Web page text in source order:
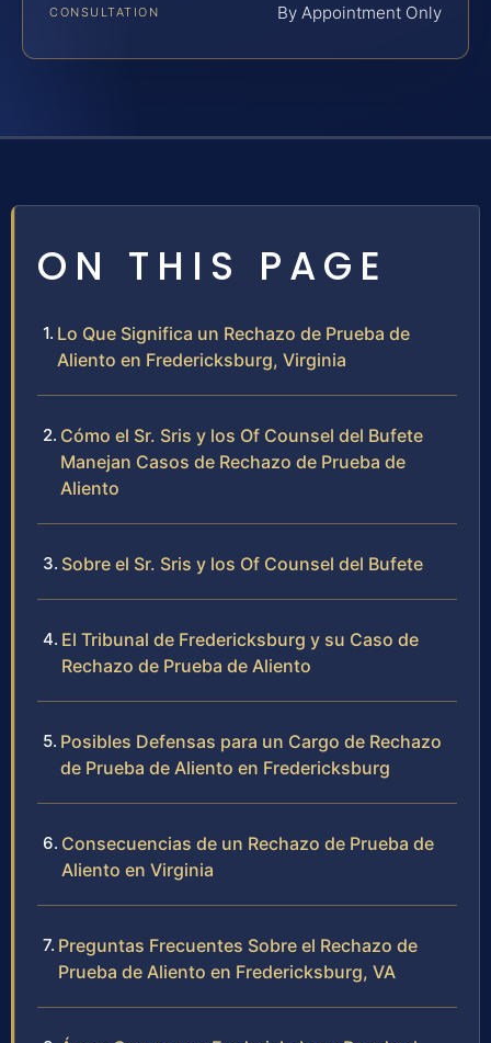
CONSULTATION By Appointment Only
ON THIS PAGE
Lo Que Significa un Rechazo de Prueba de
Aliento en Fredericksburg, Virginia
Cómo el Sr. Sris y los Of Counsel del Bufete
Manejan Casos de Rechazo de Prueba de
Aliento
Sobre el Sr. Sris y los Of Counsel del Bufete
El Tribunal de Fredericksburg y su Caso de
Rechazo de Prueba de Aliento
Posibles Defensas para un Cargo de Rechazo
de Prueba de Aliento en Fredericksburg
Consecuencias de un Rechazo de Prueba de
Aliento en Virginia
Preguntas Frecuentes Sobre el Rechazo de
Prueba de Aliento en Fredericksburg, VA